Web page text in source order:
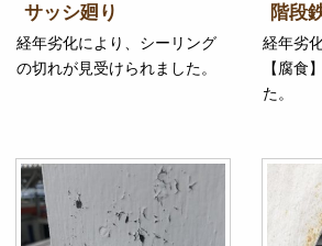
サッシ廻り
経年劣化により、シーリング
の切れが見受けられました。
階段
経年劣
【腐食
た。